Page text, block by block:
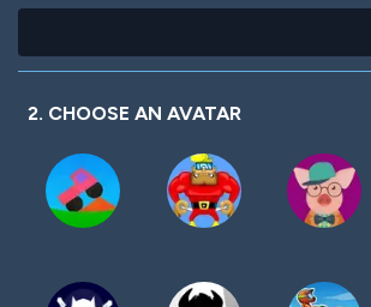
2. CHOOSE AN AVATAR